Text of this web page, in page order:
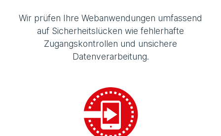
Wir prüfen Ihre Webanwendungen umfassend
auf Sicherheitslücken wie fehlerhafte
Zugangskontrollen und unsichere
Datenverarbeitung.